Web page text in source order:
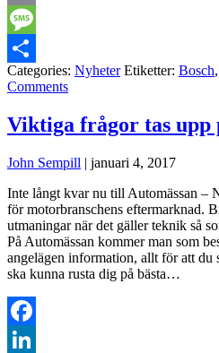
Email
Message
Dela
Categories: Nyheter Etiketter: Bosch,
Comments
Viktiga frågor tas upp
John Sempill | januari 4, 2017
Inte långt kvar nu till Automässan –
för motorbranschens eftermarknad.
utmaningar när det gäller teknik så
På Automässan kommer man som
angelägen information, allt för att du
ska kunna rusta dig på bästa…
Facebook